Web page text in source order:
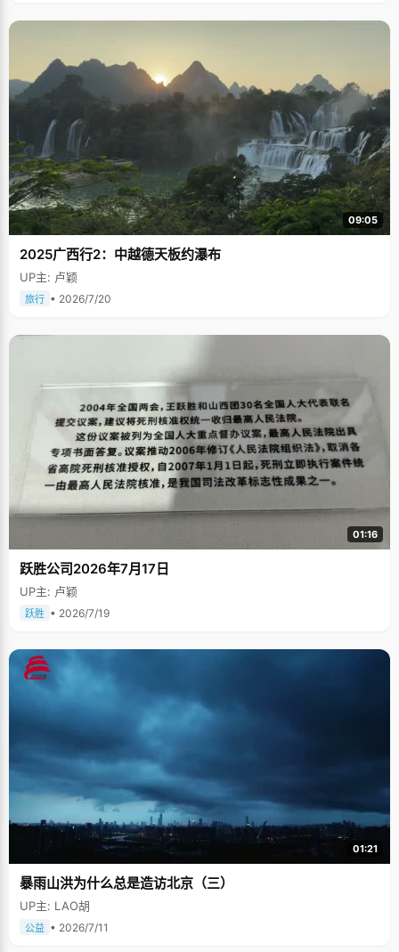
09:05
2025广西行2：中越德天板约瀑布
UP主: 卢颖
旅行 • 2026/7/20
01:16
跃胜公司2026年7月17日
UP主: 卢颖
跃胜 • 2026/7/19
01:21
暴雨山洪为什么总是造访北京（三）
UP主: LAO胡
公益 • 2026/7/11